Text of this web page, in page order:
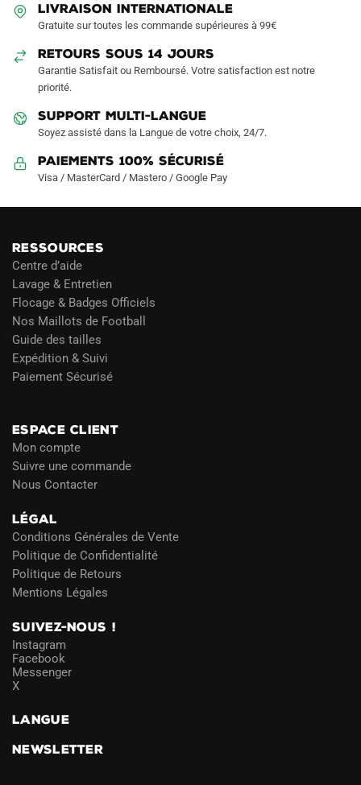
page
LIVRAISON INTERNATIONALE
Gratuite sur toutes les commande supérieures à 99€
RETOURS SOUS 14 JOURS
Garantie Satisfait ou Remboursé. Votre satisfaction est notre
priorité.
SUPPORT MULTI-LANGUE
Soyez assisté dans la Langue de votre choix, 24/7.
Paiements 100% Sécurisé
Visa / MasterCard / Mastero / Google Pay
RESSOURCES
Centre d’aide
Lavage & Entretien
Flocage & Badges Officiels
Nos Maillots de Football
Guide des tailles
Expédition & Suivi
Paiement Sécurisé
ESPACE CLIENT
Mon compte
Suivre une commande
Nous Contacter
LÉGAL
Conditions Générales de Vente
Politique de Confidentialité
Politique de Retours
Mentions Légales
SUIVEZ-NOUS !
Instagram
Facebook
Messenger
X
LANGUE
NEWSLETTER